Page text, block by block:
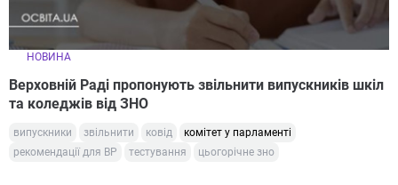
НОВИНА
Верховній Раді пропонують звільнити випускників шкіл
та коледжів від ЗНО
випускники звільнити ковід
комітет у парламенті
рекомендації для ВР
тестування цьогорічне зно